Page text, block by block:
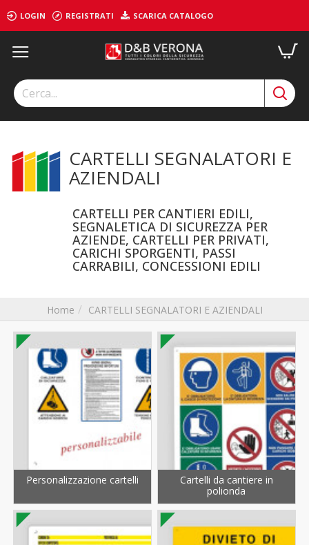
LOGIN REGISTRATI SCARICA CATALOGO
CARTELLI SEGNALATORI E
AZIENDALI
CARTELLI PER CANTIERI EDILI,
SEGNALETICA DI SICUREZZA PER
AZIENDE, CARTELLI PER PRIVATI,
CARICHI SPORGENTI, PASSI
CARRABILI, CONCESSIONI EDILI
Home CARTELLI SEGNALATORI E AZIENDALI
Personalizzazione cartelli
Cartelli da cantiere in
polionda